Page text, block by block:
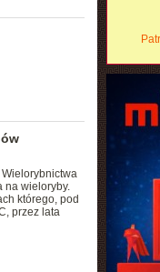
na wieloryby.
którego, pod
przez lata